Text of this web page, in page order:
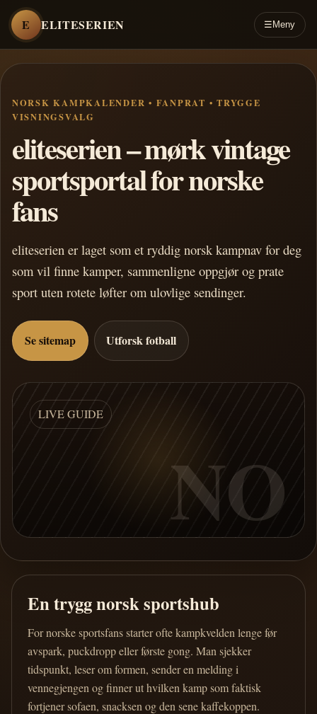
E ELITESERIEN ☰ Meny
NORSK KAMPKALENDER • FANPRAT • TRYGGE
VISNINGSVALG
eliteserien – mørk vintage
sportsportal for norske
fans
eliteserien er laget som et ryddig norsk kampnav for deg
som vil finne kamper, sammenligne oppgjør og prate
sport uten rotete løfter om ulovlige sendinger.
Se sitemap Utforsk fotball
LIVE GUIDE
NO
En trygg norsk sportshub
For norske sportsfans starter ofte kampkvelden lenge før
avspark, puckdropp eller første gong. Man sjekker
tidspunkt, leser om formen, sender en melding i
vennegjengen og finner ut hvilken kamp som faktisk
fortjener sofaen, snacksen og den sene kaffekoppen.